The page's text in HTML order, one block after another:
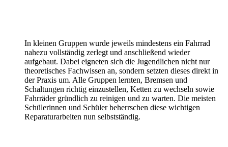
In kleinen Gruppen wurde jeweils mindestens ein Fahrrad
nahezu vollständig zerlegt und anschließend wieder
aufgebaut. Dabei eigneten sich die Jugendlichen nicht nur
theoretisches Fachwissen an, sondern setzten dieses direkt in
der Praxis um. Alle Gruppen lernten, Bremsen und
Schaltungen richtig einzustellen, Ketten zu wechseln sowie
Fahrräder gründlich zu reinigen und zu warten. Die meisten
Schülerinnen und Schüler beherrschen diese wichtigen
Reparaturarbeiten nun selbstständig.